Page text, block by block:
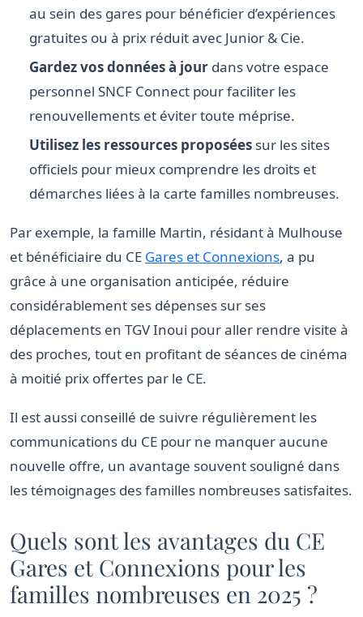
au sein des gares pour bénéficier d’expériences
gratuites ou à prix réduit avec Junior & Cie.
Gardez vos données à jour dans votre espace
personnel SNCF Connect pour faciliter les
renouvellements et éviter toute méprise.
Utilisez les ressources proposées sur les sites
officiels pour mieux comprendre les droits et
démarches liées à la carte familles nombreuses.
Par exemple, la famille Martin, résidant à Mulhouse
et bénéficiaire du CE Gares et Connexions, a pu
grâce à une organisation anticipée, réduire
considérablement ses dépenses sur ses
déplacements en TGV Inoui pour aller rendre visite à
des proches, tout en profitant de séances de cinéma
à moitié prix offertes par le CE.
Il est aussi conseillé de suivre régulièrement les
communications du CE pour ne manquer aucune
nouvelle offre, un avantage souvent souligné dans
les témoignages des familles nombreuses satisfaites.
Quels sont les avantages du CE
Gares et Connexions pour les
familles nombreuses en 2025 ?